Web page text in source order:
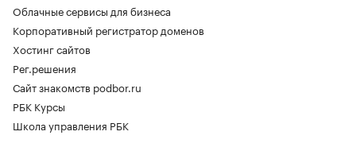
Облачные сервисы для бизнеса
Корпоративный регистратор доменов
Хостинг сайтов
Рег.решения
Сайт знакомств podbor.ru
РБК Курсы
Школа управления РБК